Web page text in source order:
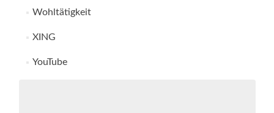
Wohltätigkeit
XING
YouTube